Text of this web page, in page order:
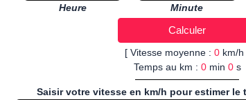
Heure Minute
[ Vitesse moyenne : 0 km/h
Temps au km : 0min 0s
Saisir votre vitesse en km/h pour estimer le